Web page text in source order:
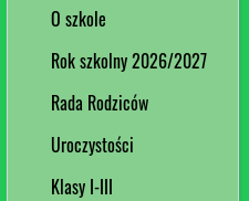
O szkole
Rok szkolny 2026/2027
Rada Rodziców
Uroczystości
Klasy I-III